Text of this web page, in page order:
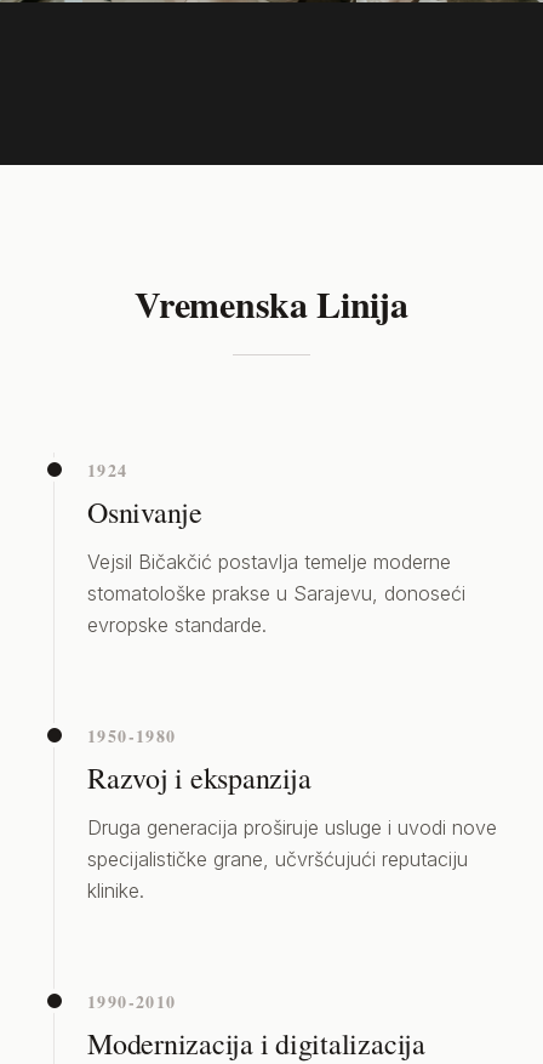
Vremenska Linija
1924
Osnivanje
Vejsil Bičakčić postavlja temelje moderne
stomatološke prakse u Sarajevu, donoseći
evropske standarde.
1950-1980
Razvoj i ekspanzija
Druga generacija proširuje usluge i uvodi nove
specijalističke grane, učvršćujući reputaciju
klinike.
1990-2010
Modernizacija i digitalizacija